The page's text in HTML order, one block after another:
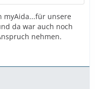
myAida...für unsere
da war auch noch
nehmen.